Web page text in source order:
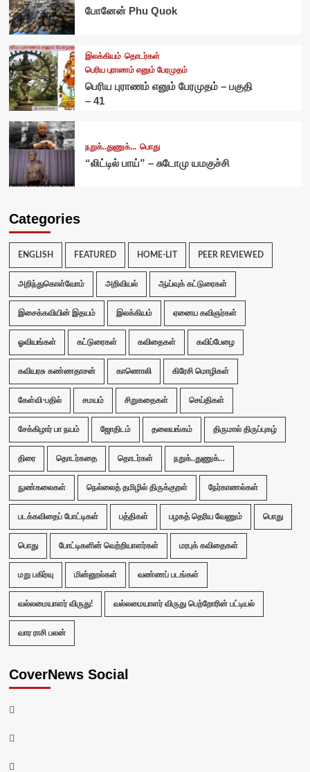
போனேன் Phu Quok
இலக்கியம் தொடர்கள்
பெரிய புராணம் எனும் பேரமுதம்
பெரிய புராணம் எனும் பேரமுதம் – பகுதி
– 41
நறுக்..துணுக்... பொது
“லிட்டில் பாய்” – சுடோமு யமகுச்சி
Categories
ENGLISH FEATURED HOME-LIT PEER REVIEWED
அறிந்துகொள்வோம் அறிவியல் ஆய்வுக் கட்டுரைகள்
இசைக்கவியின் இதயம் இலக்கியம் ஏனைய கவிஞர்கள்
ஓவியங்கள் கட்டுரைகள் கவிதைகள் கவிப்பேழை
கவியரசு கண்ணதாசன் காணொலி கிரேசி மொழிகள்
கேள்வி-பதில் சமயம் சிறுகதைகள் செய்திகள்
சேக்கிழார் பா நயம் ஜோதிடம் தலையங்கம் திருமால் திருப்புகழ்
திரை தொடர்கதை தொடர்கள் நறுக்..துணுக்...
நுண்கலைகள் நெல்லைத் தமிழில் திருக்குறள் நேர்காணல்கள்
படக்கவிதைப் போட்டிகள் பத்திகள் பழகத் தெரிய வேணும் பொது
பொது போட்டிகளின் வெற்றியாளர்கள் மரபுக் கவிதைகள்
மறு பகிர்வு மின்னூல்கள் வண்ணப் படங்கள்
வல்லமையாளர் விருது! வல்லமையாளர் விருது பெற்றோரின் பட்டியல்
வார ராசி பலன்
CoverNews Social
Facebook
Twitter
Youtube